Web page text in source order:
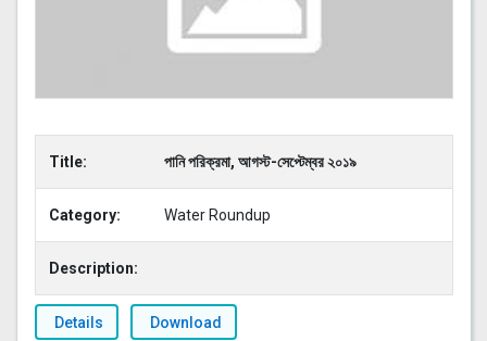
Title: পানি পরিক্রমা, আগস্ট-সেপ্টেম্বর ২০১৯
Category: Water Roundup
Description:
Details Download